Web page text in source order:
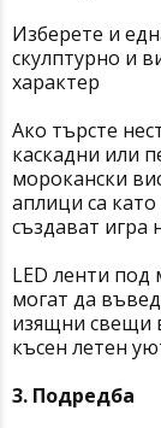
Изберете и
скулптурно и
характер
Ако търсте
каскадни или
морокански
аплици са
създават игра
LED ленти под
могат да
изящни свещи
късен летен
3. Подредба